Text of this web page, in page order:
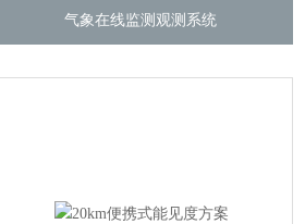
气象在线监测观测系统